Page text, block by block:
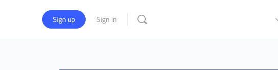
Sign in
Sign up